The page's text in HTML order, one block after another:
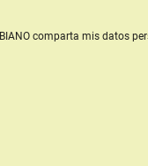
comparta mis datos